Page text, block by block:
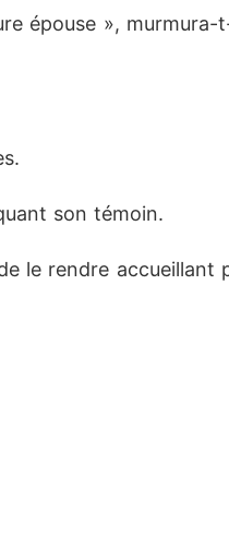
épouse »,
son témoin.
le rendre